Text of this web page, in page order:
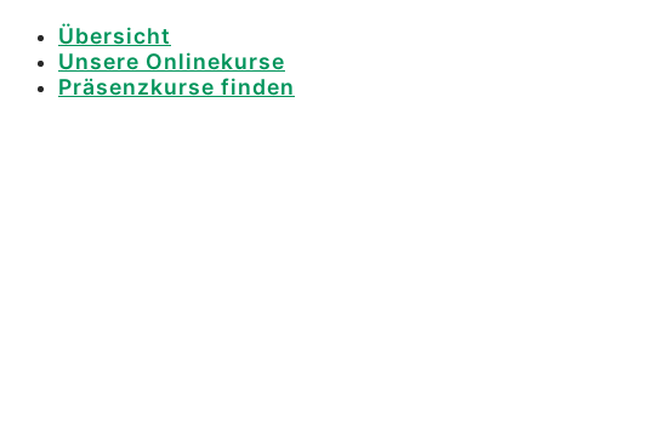
Übersicht
Unsere Onlinekurse
Präsenzkurse finden